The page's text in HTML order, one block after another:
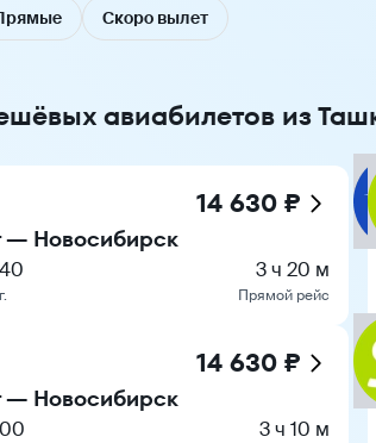
Скоро вылет
авиабилетов из
14 630 ₽
— Новосибирск
3 ч 20 м
Прямой рейс
14 630 ₽
— Новосибирск
3 ч 10 м